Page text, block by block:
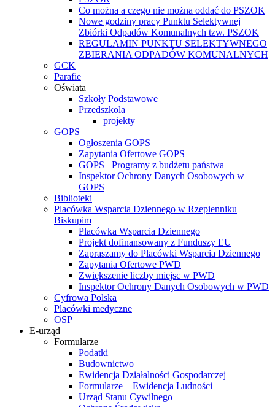
Co można a czego nie można oddać do PSZOK
Nowe godziny pracy Punktu Selektywnej
Zbiórki Odpadów Komunalnych tzw. PSZOK
REGULAMIN PUNKTU SELEKTYWNEGO
ZBIERANIA ODPADÓW KOMUNALNYCH
GCK
Parafie
Oświata
Szkoły Podstawowe
Przedszkola
projekty
GOPS
Ogłoszenia GOPS
Zapytania Ofertowe GOPS
GOPS_ Programy z budżetu państwa
Inspektor Ochrony Danych Osobowych w
GOPS
Biblioteki
Placówka Wsparcia Dziennego w Rzepienniku
Biskupim
Placówka Wsparcia Dziennego
Projekt dofinansowany z Funduszy EU
Zapraszamy do Placówki Wsparcia Dziennego
Zapytania Ofertowe PWD
Zwiększenie liczby miejsc w PWD
Inspektor Ochrony Danych Osobowych w PWD
Cyfrowa Polska
Placówki medyczne
OSP
E-urząd
Formularze
Podatki
Budownictwo
Ewidencja Działalności Gospodarczej
Formularze – Ewidencja Ludności
Urząd Stanu Cywilnego